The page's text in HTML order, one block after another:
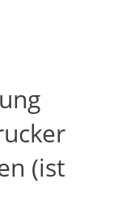
(ist